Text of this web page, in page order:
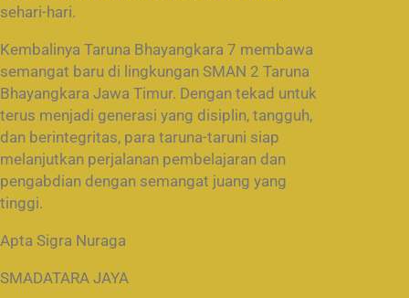
sehari-hari.
Kembalinya Taruna Bhayangkara 7 membawa
semangat baru di lingkungan SMAN 2 Taruna
Bhayangkara Jawa Timur. Dengan tekad untuk
terus menjadi generasi yang disiplin, tangguh,
dan berintegritas, para taruna-taruni siap
melanjutkan perjalanan pembelajaran dan
pengabdian dengan semangat juang yang
tinggi.
Apta Sigra Nuraga
SMADATARA JAYA